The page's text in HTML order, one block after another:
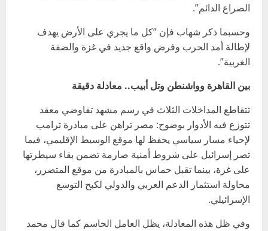
الصراع الدائم”.
وحسبما ذكر شهاب فإن “كل ما يجري على الأرض يهدف
لإطالة أمد الحرب وفرض واقع جديد في غزة والضفة
الغربية”.
بين القاهرة وواشنطن وتل أبيب.. معادلة دقيقة
تتقاطع المداخلات الثلاث في رسم مشهد تفاوضي معقد
تتوزع فيه الأدوار بوضوح: مصر تراهن على مبادرة ترامب
لإحياء مسار سياسي يحفظ لها موقع الوسيط الإقليمي، فيما
تصر إسرائيل على شروط أمنية صارمة تضمن بقاء سيطرتها
على غزة، بينما تقبل حماس بالمبادرة من موقع المتضرر،
محاولة استثمار الدعم العربي والدولي لكبح التوسع
الإسرائيلي.
وفي ظل هذه المعادلة، يظل العامل الحاسم كما قال محمد